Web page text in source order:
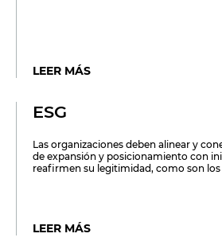
LEER MÁS
ESG
Las organizaciones deben alinear y
de expansión y posicionamiento con
reafirmen su legitimidad, como son los
LEER MÁS